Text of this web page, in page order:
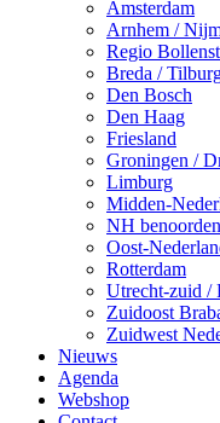
Amsterdam
Arnhem /
Regio
Breda /
Den Bosch
Den Haag
Friesland
Groningen /
Limburg
Midden-
NH
Oost-
Rotterdam
Utrecht-zuid /
Zuidoost
Zuidwest
Nieuws
Agenda
Webshop